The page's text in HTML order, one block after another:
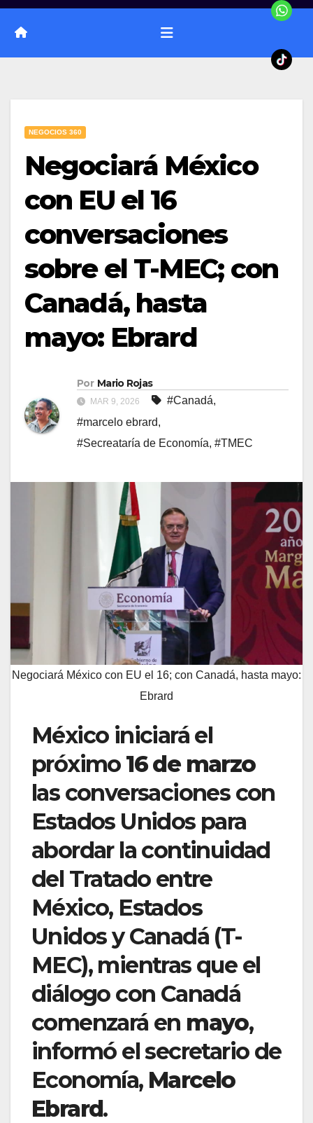
NEGOCIOS 360
Negociará México
con EU el 16
conversaciones
sobre el T-MEC; con
Canadá, hasta
mayo: Ebrard
Por Mario Rojas
MAR 9, 2026 #Canadá,
#marcelo ebrard,
#Secreataría de Economía, #TMEC
Negociará México con EU el 16; con Canadá, hasta mayo:
Ebrard
México iniciará el
próximo 16 de marzo
las conversaciones con
Estados Unidos para
abordar la continuidad
del Tratado entre
México, Estados
Unidos y Canadá (T-
MEC), mientras que el
diálogo con Canadá
comenzará en mayo,
informó el secretario de
Economía, Marcelo
Ebrard.